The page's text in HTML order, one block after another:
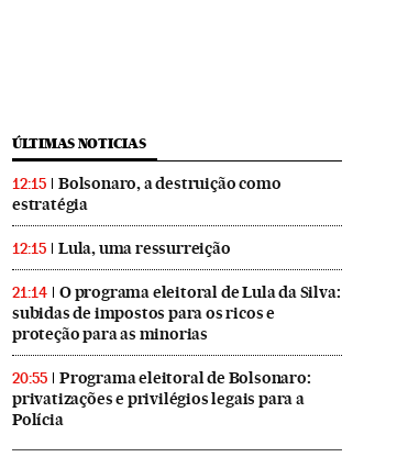
ÚLTIMAS NOTICIAS
12:15
Bolsonaro, a destruição como
estratégia
12:15 Lula, uma ressurreição
21:14
O programa eleitoral de Lula da Silva:
subidas de impostos para os ricos e
proteção para as minorias
20:55
Programa eleitoral de Bolsonaro:
privatizações e privilégios legais para a
Polícia